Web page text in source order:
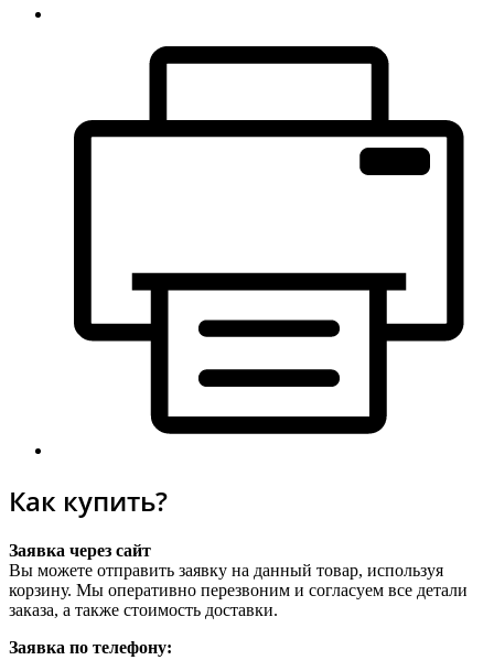
Как купить?
Заявка через сайт
Вы можете отправить заявку на данный товар, используя
корзину. Мы оперативно перезвоним и согласуем все детали
заказа, а также стоимость доставки.
Заявка по телефону: